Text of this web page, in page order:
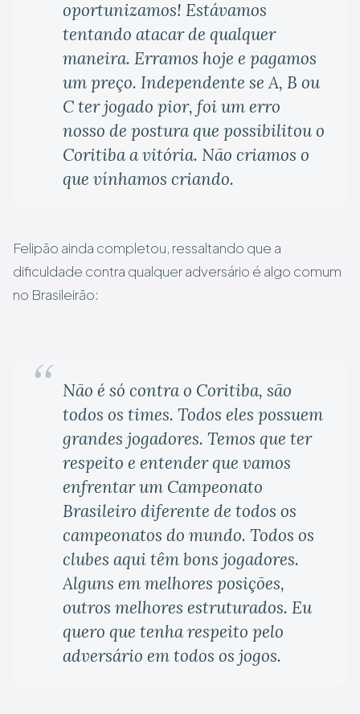
oportunizamos! Estávamos
tentando atacar de qualquer
maneira. Erramos hoje e pagamos
um preço. Independente se A, B ou
C ter jogado pior, foi um erro
nosso de postura que possibilitou o
Coritiba a vitória. Não criamos o
que vínhamos criando.
Felipão ainda completou, ressaltando que a
dificuldade contra qualquer adversário é algo comum
no Brasileirão:
Não é só contra o Coritiba, são
todos os times. Todos eles possuem
grandes jogadores. Temos que ter
respeito e entender que vamos
enfrentar um Campeonato
Brasileiro diferente de todos os
campeonatos do mundo. Todos os
clubes aqui têm bons jogadores.
Alguns em melhores posições,
outros melhores estruturados. Eu
quero que tenha respeito pelo
adversário em todos os jogos.